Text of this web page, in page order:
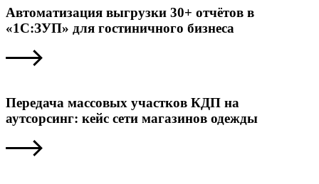
Автоматизация выгрузки 30+ отчётов в
«1С:ЗУП» для гостиничного бизнеса
Передача массовых участков КДП на
аутсорсинг: кейс сети магазинов одежды